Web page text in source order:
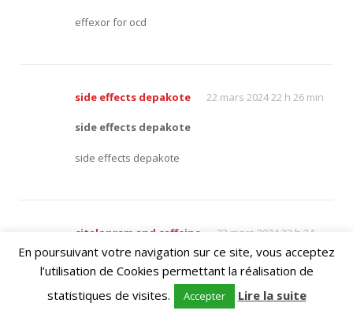
effexor for ocd
side effects depakote 22 mars 2024 22 h 26 min
side effects depakote
side effects depakote
citalopram and caffeine
22 mars 2024 22 h 34
min
citalopram and caffeine
citalopram and caffeine
En poursuivant votre navigation sur ce site, vous acceptez
l’utilisation de Cookies permettant la réalisation de
statistiques de visites.
Accepter Lire la suite